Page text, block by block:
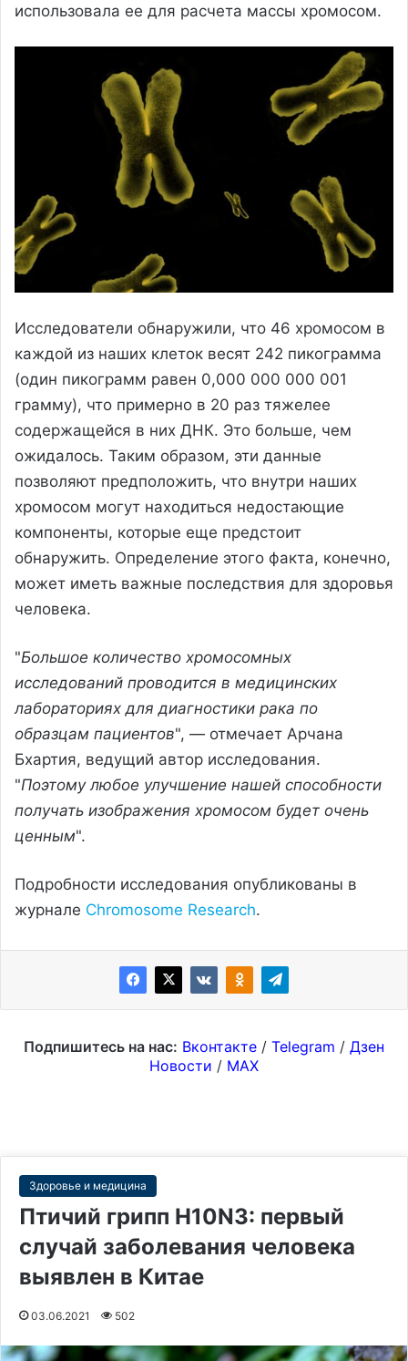
использовала ее для расчета массы хромосом.
Исследователи обнаружили, что 46 хромосом в
каждой из наших клеток весят 242 пикограмма
(один пикограмм равен 0,000 000 000 001
грамму), что примерно в 20 раз тяжелее
содержащейся в них ДНК. Это больше, чем
ожидалось. Таким образом, эти данные
позволяют предположить, что внутри наших
хромосом могут находиться недостающие
компоненты, которые еще предстоит
обнаружить. Определение этого факта, конечно,
может иметь важные последствия для здоровья
человека.
"Большое количество хромосомных
исследований проводится в медицинских
лабораториях для диагностики рака по
образцам пациентов", — отмечает Арчана
Бхартия, ведущий автор исследования.
"Поэтому любое улучшение нашей способности
получать изображения хромосом будет очень
ценным".
Подробности исследования опубликованы в
журнале Chromosome Research.
Подпишитесь на нас: Вконтакте / Telegram / Дзен
Новости / MAX